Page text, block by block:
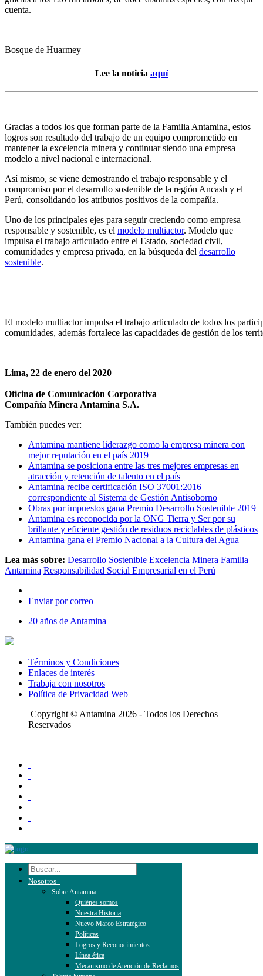
cuenta.
Bosque de Huarmey
Lee la noticia aquí
Gracias a todos los que forman parte de la Familia Antamina, estos
logros son resultado del trabajo de un equipo comprometido en
mantener la excelencia minera y continuar siendo una empresa
modelo a nivel nacional e internacional.
Así mismo, se viene demostrando el trabajo responsable y el
compromiso por el desarrollo sostenible de la región Ancash y el
Perú, consolidando los atributos positivos de la compañía.
Uno de los principales ejes para seguir creciendo como empresa
responsable y sostenible, es el modelo multiactor. Modelo que
impulsa el trabajo articulado entre el Estado, sociedad civil,
comunidades y empresa privada, en la búsqueda del desarrollo
sostenible.
El modelo multiactor impulsa el trabajo articulado de todos los
comunidades, además fortalece las capacidades de gestión de los
Lima, 22 de enero del 2020
Oficina de Comunicación Corporativa
Compañía Minera Antamina S.A.
También puedes ver:
Antamina mantiene liderazgo como la empresa minera con
mejor reputación en el país 2019
Antamina se posiciona entre las tres mejores empresas en
atracción y retención de talento en el país
Antamina recibe certificación ISO 37001:2016
correspondiente al Sistema de Gestión Antisoborno
Obras por impuestos gana Premio Desarrollo Sostenible 2019
Antamina es reconocida por la ONG Tierra y Ser por su
brillante y eficiente gestión de residuos reciclables de plásticos
Antamina gana el Premio Nacional a la Cultura del Agua
Lea más sobre: Desarrollo Sostenible Excelencia Minera Familia
Antamina Responsabilidad Social Empresarial en el Perú
Enviar por correo
20 años de Antamina
Términos y Condiciones
Enlaces de interés
Trabaja con nosotros
Política de Privacidad Web
Copyright © Antamina 2026 - Todos los Derechos
Reservados
Nosotros
Sobre Antamina
Quiénes somos
Nuestra Historia
Nuevo Marco Estratégico
Políticas
Logros y Reconocimientos
Línea ética
Mecanismo de Atención de Reclamos